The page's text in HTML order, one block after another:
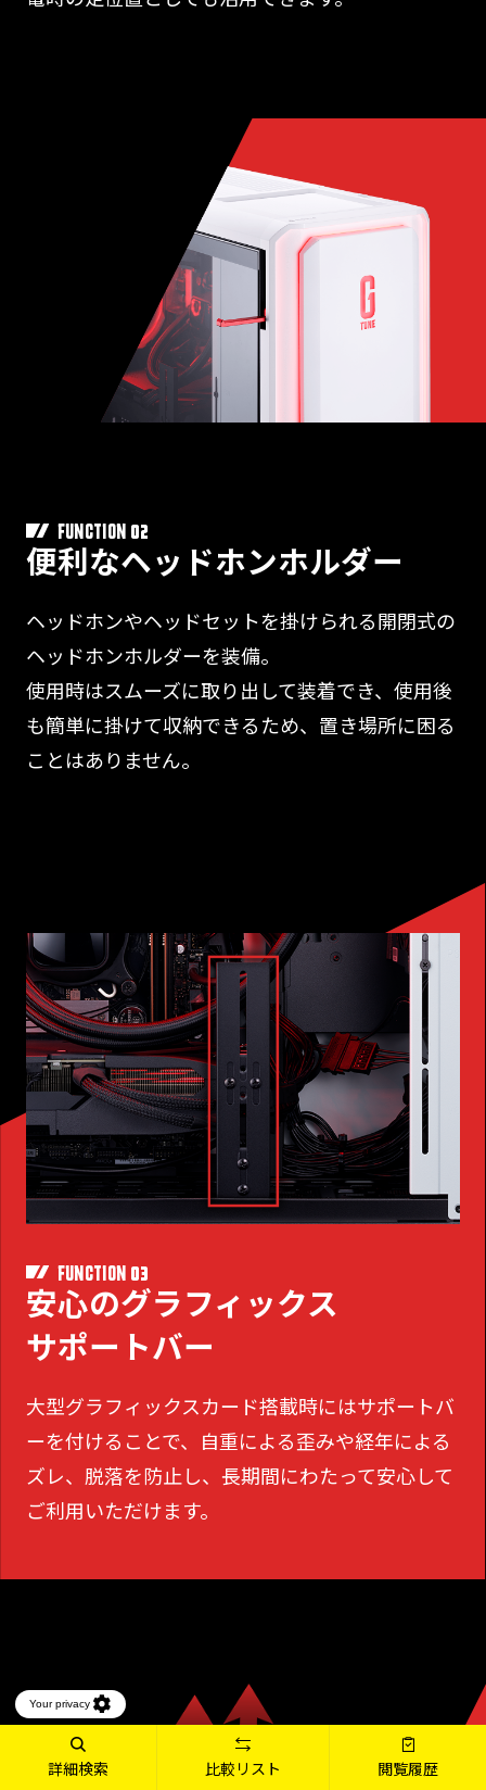
FUNCTION 02
便利なヘッドホンホルダー
ヘッドホンやヘッドセットを掛けられる開閉式の
ヘッドホンホルダーを装備。
使用時はスムーズに取り出して装着でき、使用後
も簡単に掛けて収納できるため、置き場所に困る
ことはありません。
FUNCTION 03
安心のグラフィックス
サポートバー
大型グラフィックスカード搭載時にはサポートバ
ーを付けることで、
自重による歪みや経年による
ズレ、脱落を防止し、長期間にわたって安心して
ご利用いただけます。
詳細検索 比較リスト 閲覧履歴